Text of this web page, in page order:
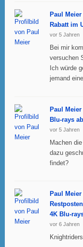
Paul Meier
Rabatt im
vor 5 Jahren
Bei mir
versuchen
Ich würde
jemand
Paul Meier
Blu-rays
vor 5 Jahren
Machen
dazu
findet?
Paul Meier
4K Blu-
vor 6 Jahren